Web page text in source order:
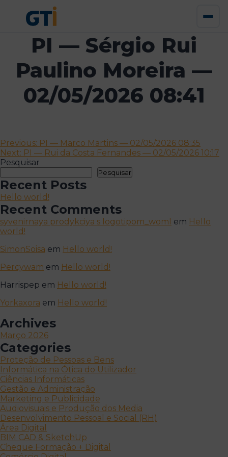
PI — Sérgio Rui
Paulino Moreira —
02/05/2026 08:41
Navegação
de
artigos
Previous: PI — Marco Martins — 02/05/2026 08:35
Next: PI — Rui da Costa Fernandes — 02/05/2026 10:17
Pesquisar
Pesquisar
Recent Posts
Hello world!
Recent Comments
syvenirnaya prodykciya s logotipom_woml em Hello
world!
SimonSoisa em Hello world!
Percywam em Hello world!
Harrispep em Hello world!
Yorkaxora em Hello world!
Archives
Março 2026
Categories
Proteção de Pessoas e Bens
Informática na Ótica do Utilizador
Ciências Informáticas
Gestão e Administração
Marketing e Publicidade
Audiovisuais e Produção dos Media
Desenvolvimento Pessoal e Social (RH)
Área Digital
BIM CAD & SketchUp
Cheque Formação + Digital